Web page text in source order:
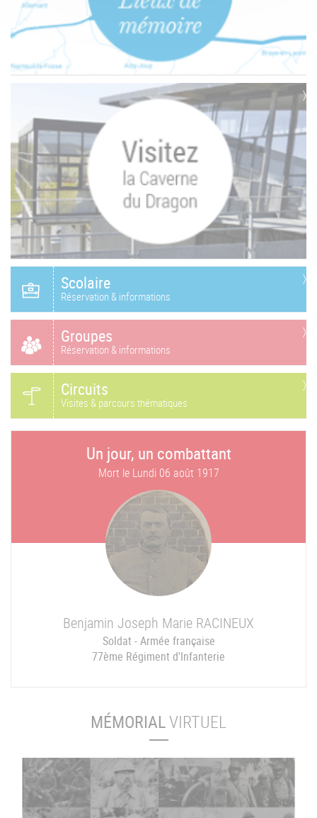
Scolaire
Réservation & informations
Groupes
Réservation & informations
Circuits
Visites & parcours thématiques
Un jour, un combattant
Mort le Lundi 06 août 1917
Benjamin Joseph Marie RACINEUX
Soldat - Armée française
77ème Régiment d'Infanterie
MÉMORIALVIRTUEL